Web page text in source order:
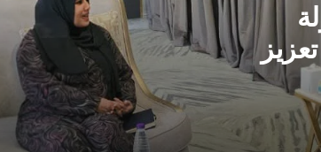
وبناء
الرئيس العليمي يجري تعيينات جديدة في
قيادة القوات الجوية والدفاع الجوي
قرار رئاسي جديد .. العليمي يعين قيادات
جديدة في جهاز أمن الدولة